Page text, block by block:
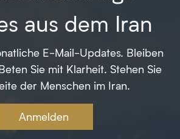
aus dem Iran
E-Mail-Updates. Bleiben
Sie mit Klarheit. Stehen Sie
der Menschen im Iran.
Anmelden